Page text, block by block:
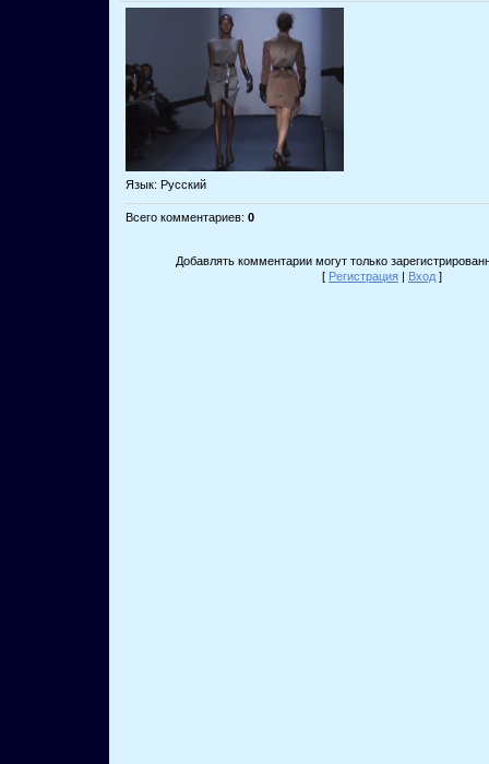
Язык: Русский
Всего комментариев: 0
Добавлять комментарии могут только
[ Регистрация | Вход ]